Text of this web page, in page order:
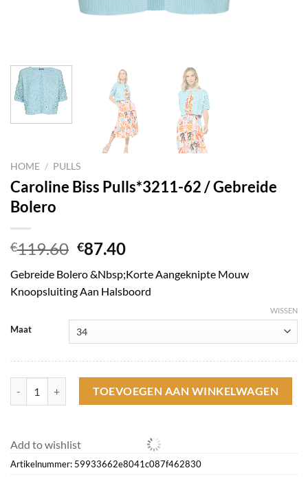
HOME / PULLS
Caroline Biss Pulls*3211-62 / Gebreide
Bolero
€119.60 Oorspronkelijke
was:
€119.60.
€87.40Huidige
is:
€87.40.
Gebreide Bolero &Nbsp;Korte Aangeknipte Mouw
Knoopsluiting Aan Halsboord
Maat
WISSEN
Caroline Biss Pulls*3211-62 / Gebreide Bolero aantal
TOEVOEGEN AAN WINKELWAGEN
Add to wishlist
Artikelnummer: 59933662e8041c087f462830